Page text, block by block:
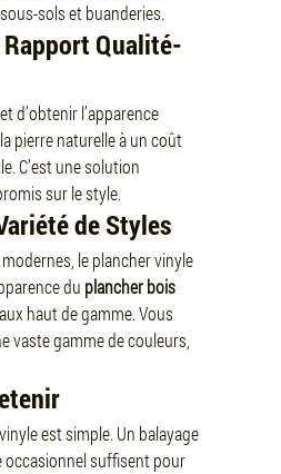
sols et buanderies.
Qualité-
d’obtenir l’apparence
pierre naturelle à un coût
C’est une solution
sur le style.
de Styles
le plancher vinyle
du plancher bois
haut de gamme. Vous
vaste gamme de couleurs,
est simple. Un balayage
occasionnel suffisent pour